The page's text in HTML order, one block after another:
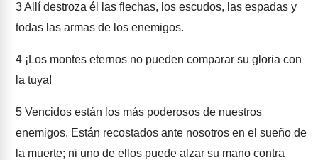
3Allí destroza él las flechas, los escudos, las espadas y
todas las armas de los enemigos.
4 ¡Los montes eternos no pueden comparar su gloria con
la tuya!
5 Vencidos están los más poderosos de nuestros
enemigos. Están recostados ante nosotros en el sueño de
la muerte; ni uno de ellos puede alzar su mano contra